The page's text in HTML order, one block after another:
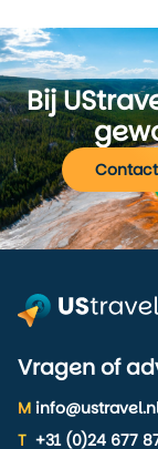
Bij
Vragen of
M
T +31 (0)24 677